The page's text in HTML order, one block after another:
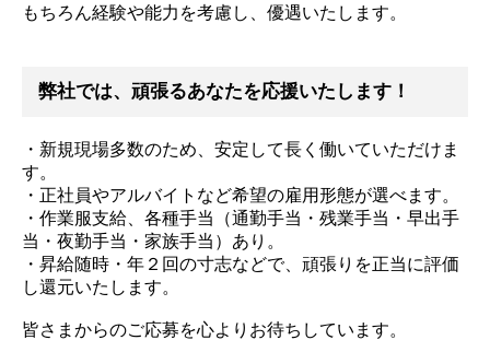
もちろん経験や能力を考慮し、優遇いたします。
弊社では、頑張るあなたを応援いたします！
・新規現場多数のため、安定して長く働いていただけま
す。
・正社員やアルバイトなど希望の雇用形態が選べます。
・作業服支給、各種手当（通勤手当・残業手当・早出手
当・夜勤手当・家族手当）あり。
・昇給随時・年２回の寸志などで、頑張りを正当に評価
し還元いたします。
皆さまからのご応募を心よりお待ちしています。